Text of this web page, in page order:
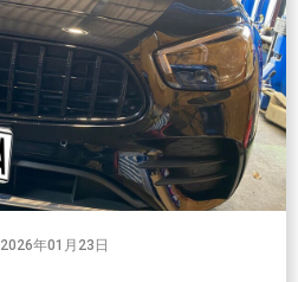
年01月23日